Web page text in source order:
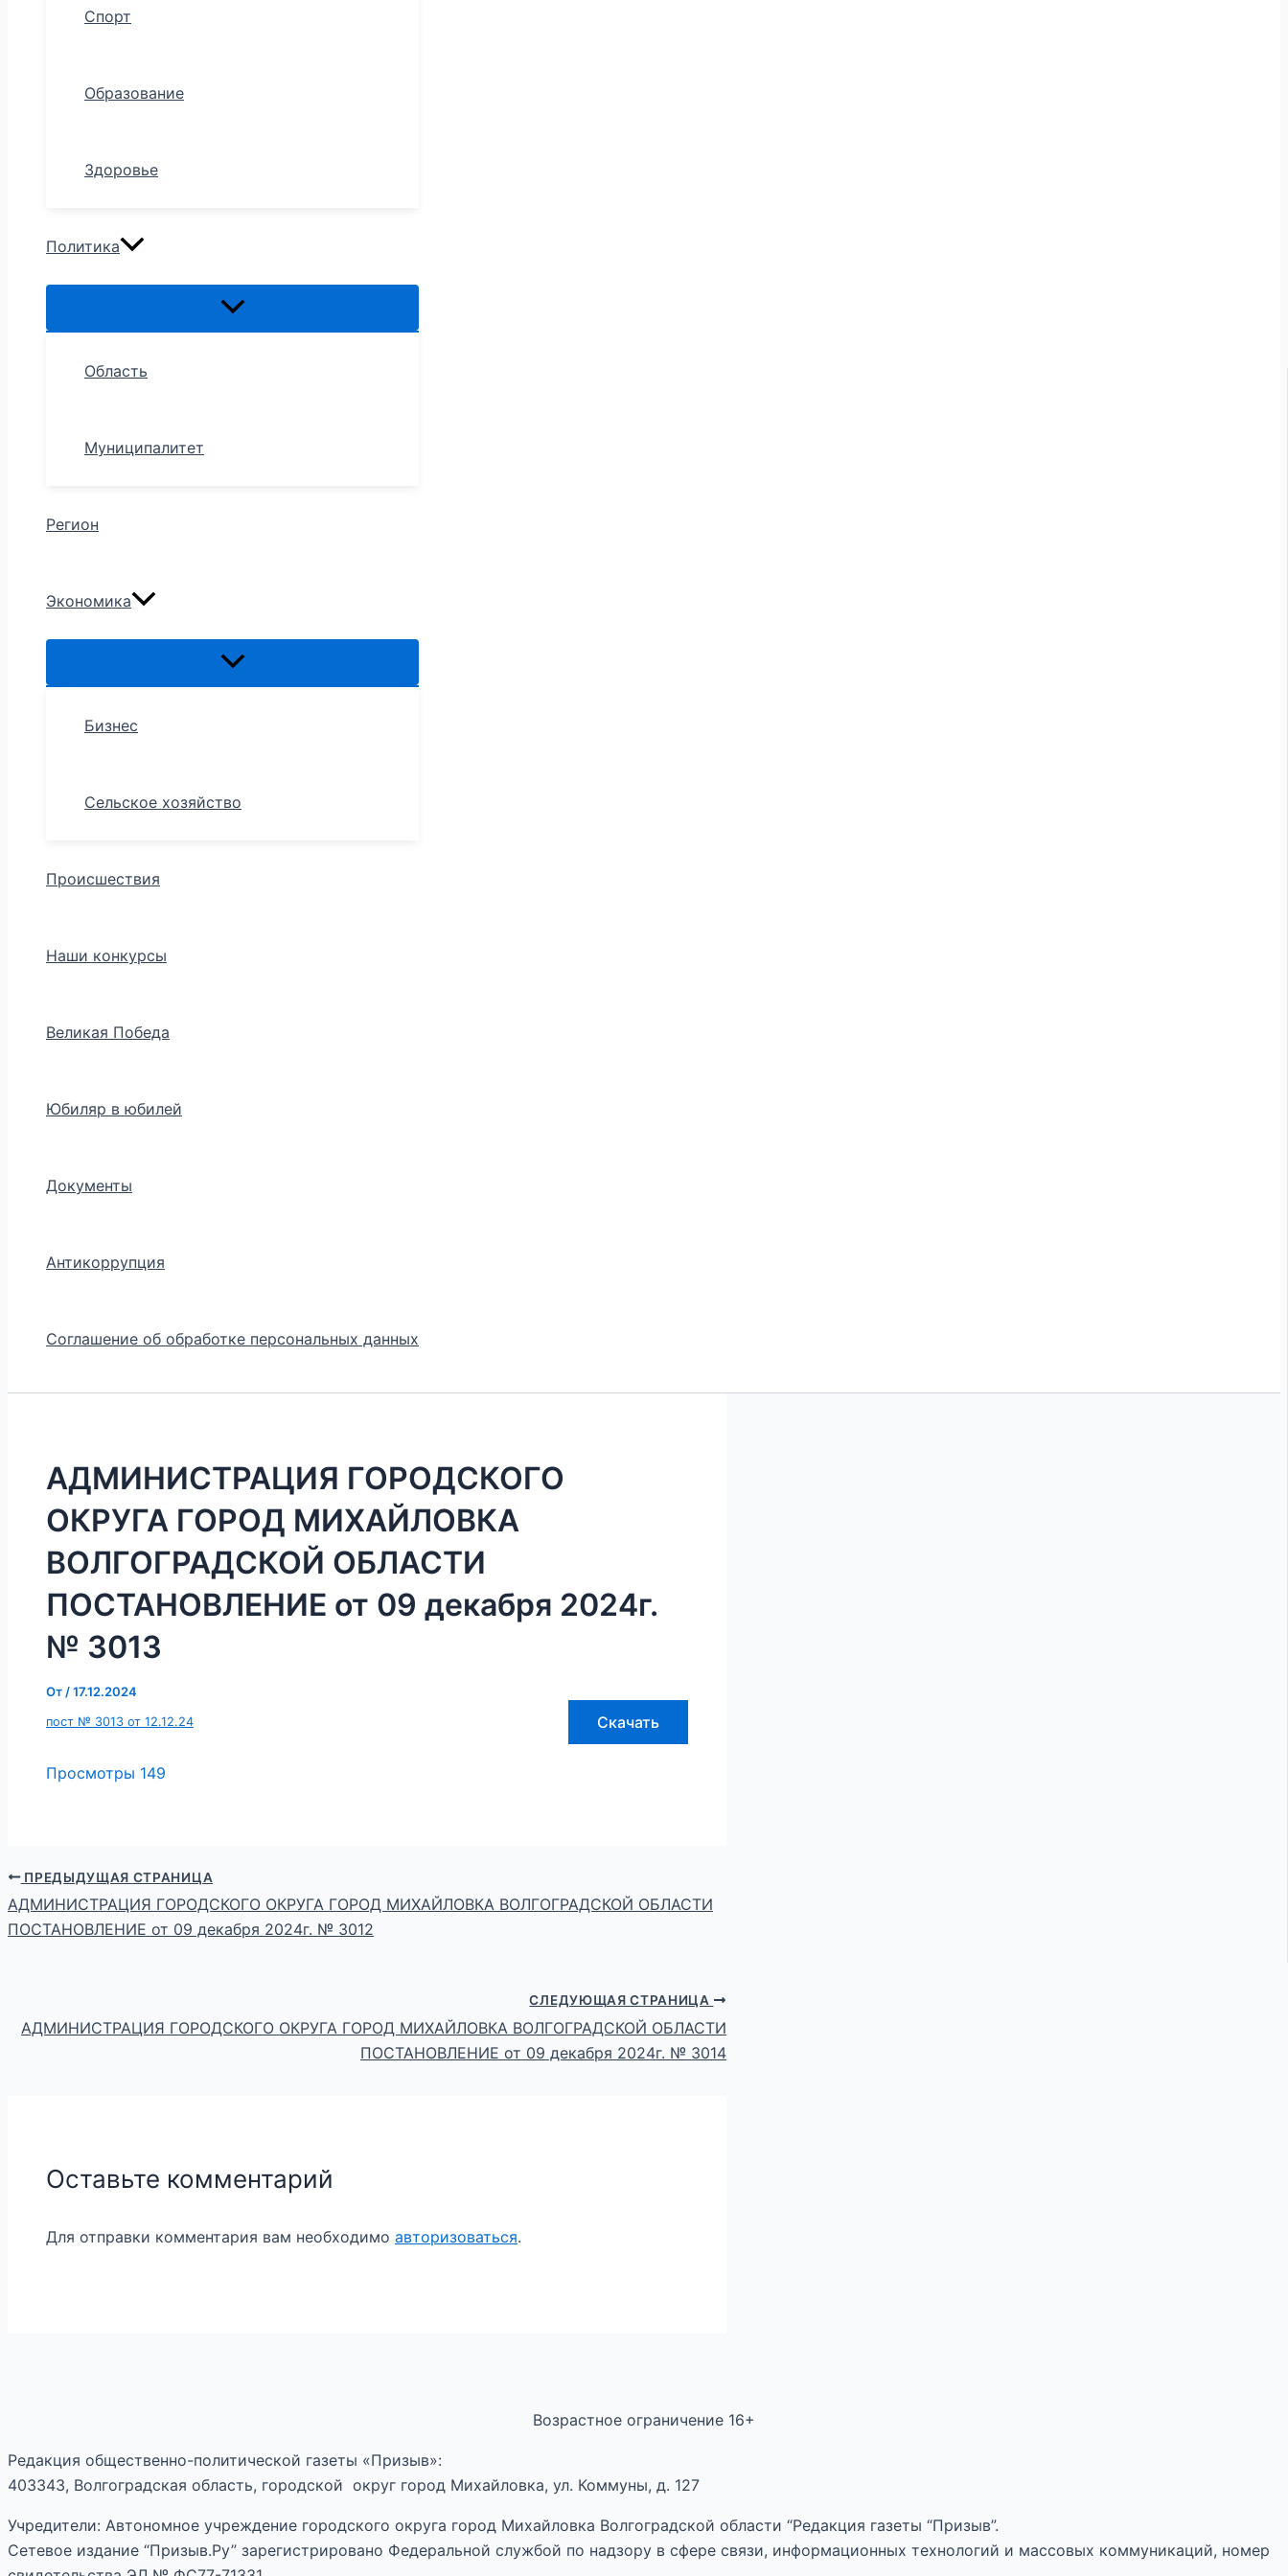
Спорт
Образование
Здоровье
Политика
Область
Муниципалитет
Регион
Экономика
Бизнес
Сельское хозяйство
Происшествия
Наши конкурсы
Великая Победа
Юбиляр в юбилей
Документы
Антикоррупция
Соглашение об обработке персональных данных
АДМИНИСТРАЦИЯ ГОРОДСКОГО
ОКРУГА ГОРОД МИХАЙЛОВКА
ВОЛГОГРАДСКОЙ ОБЛАСТИ
ПОСТАНОВЛЕНИЕ от 09 декабря 2024г.
№ 3013
От /17.12.2024
пост № 3013 от 12.12.24 Скачать
Просмотры 149
ПРЕДЫДУЩАЯ СТРАНИЦА
АДМИНИСТРАЦИЯ ГОРОДСКОГО ОКРУГА ГОРОД МИХАЙЛОВКА ВОЛГОГРАДСКОЙ ОБЛАСТИ
ПОСТАНОВЛЕНИЕ от 09 декабря 2024г. № 3012
СЛЕДУЮЩАЯ СТРАНИЦА
АДМИНИСТРАЦИЯ ГОРОДСКОГО ОКРУГА ГОРОД МИХАЙЛОВКА ВОЛГОГРАДСКОЙ ОБЛАСТИ
ПОСТАНОВЛЕНИЕ от 09 декабря 2024г. № 3014
Оставьте комментарий
Для отправки комментария вам необходимо авторизоваться.
Возрастное ограничение 16+
Редакция общественно-политической газеты «Призыв»:
403343, Волгоградская область, городской округ город Михайловка, ул. Коммуны, д. 127
Учредители: Автономное учреждение городского округа город Михайловка Волгоградской области “Редакция газеты “Призыв”.
Сетевое издание “Призыв.Ру” зарегистрировано Федеральной службой по надзору в сфере связи, информационных технологий и массовых коммуникаций, номер